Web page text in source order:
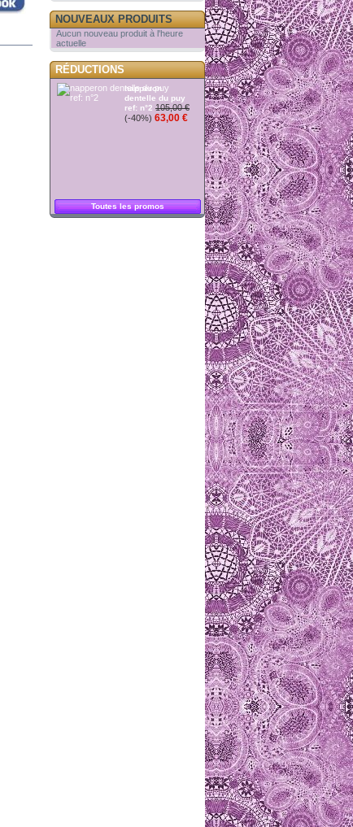
NOUVEAUX PRODUITS
Aucun nouveau produit à l'heure
actuelle
RÉDUCTIONS
napperon
dentelle du puy
ref: n°2 105,00 €
(-40%) 63,00 €
Toutes les promos